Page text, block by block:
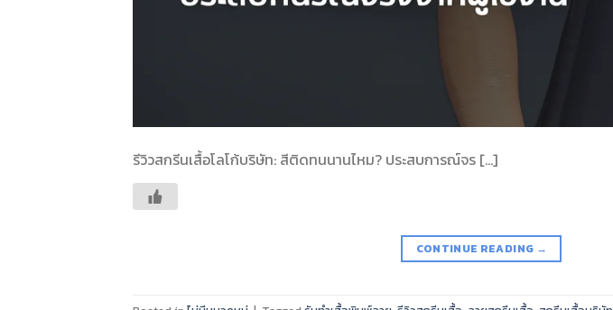
รีวิวสกรีนเสื้อโลโก้บริษัท: สีติดทนนานไหม? ประสบการณ์จร […]
CONTINUE READING →